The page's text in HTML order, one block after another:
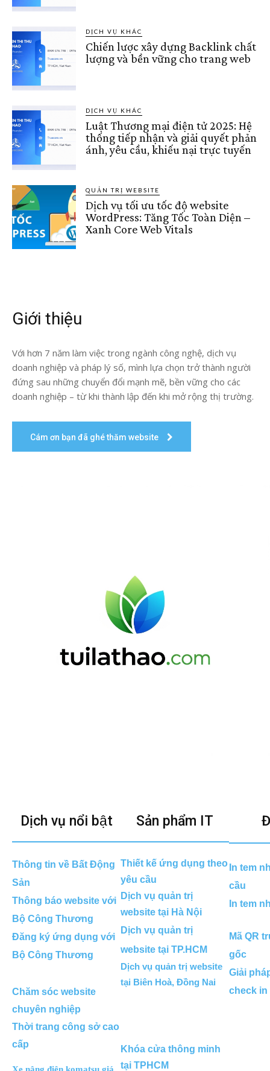
DỊCH VỤ KHÁC
Chiến lược xây dựng Backlink chất
lượng và bền vững cho trang web
DỊCH VỤ KHÁC
Luật Thương mại điện tử 2025: Hệ
thống tiếp nhận và giải quyết phản
ánh, yêu cầu, khiếu nại trực tuyến
QUẢN TRỊ WEBSITE
Dịch vụ tối ưu tốc độ website
WordPress: Tăng Tốc Toàn Diện –
Xanh Core Web Vitals
Giới thiệu
Với hơn 7 năm làm việc trong ngành công nghệ, dịch vụ
doanh nghiệp và pháp lý số, mình lựa chọn trở thành người
đứng sau những chuyển đổi mạnh mẽ, bền vững cho các
doanh nghiệp – từ khi thành lập đến khi mở rộng thị trường.
Cám ơn bạn đã ghé thăm website
Dịch vụ nổi bật
Thông tin về Bất Động
Sản
Thông báo website với
Bộ Công Thương
Đăng ký ứng dụng với
Bộ Công Thương
Chăm sóc website
chuyên nghiệp
Thời trang công sở cao
cấp
Xe nâng điện komatsu giá
Sản phẩm IT
Thiết kế ứng dụng theo
yêu cầu
Dịch vụ quản trị
website tại Hà Nội
Dịch vụ quản trị
website tại TP.HCM
Dịch vụ quản trị website
tại Biên Hoà, Đồng Nai
Khóa cửa thông minh
tại TPHCM
In tem
cầu
In tem
Mã QR
gốc
Giải
check